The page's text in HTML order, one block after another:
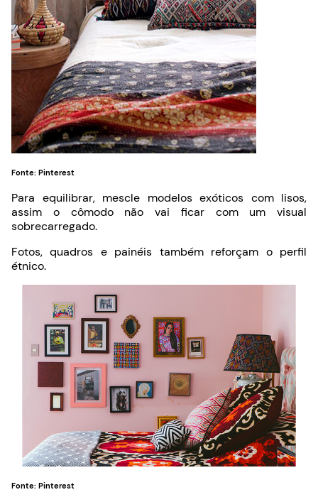
Fonte: Pinterest
Para equilibrar, mescle modelos exóticos com lisos,
assim o cômodo não vai ficar com um visual
sobrecarregado.
Fotos, quadros e painéis também reforçam o perfil
étnico.
Fonte: Pinterest